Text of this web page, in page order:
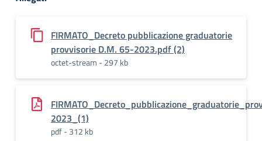
FIRMATO_Decreto pubblicazione graduatorie
provvisorie D.M. 65-2023.pdf (2)
octet-stream - 297 kb
2023_(1)
pdf - 312 kb